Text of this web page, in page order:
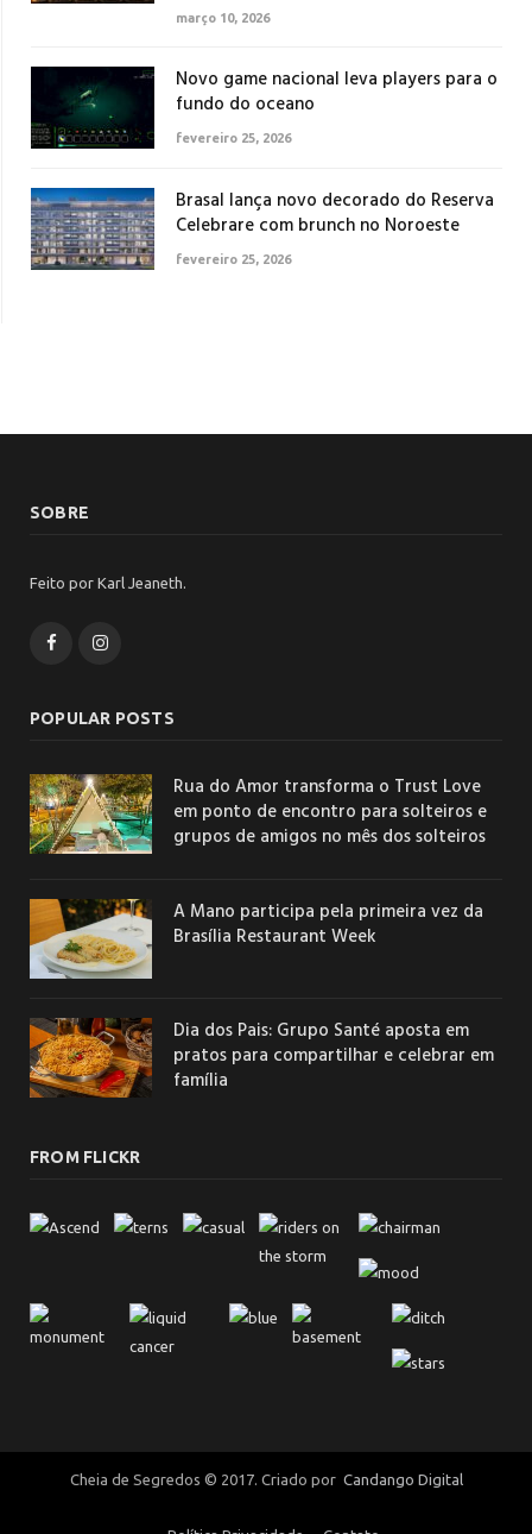
março 10, 2026
Novo game nacional leva players para o
fundo do oceano
fevereiro 25, 2026
Brasal lança novo decorado do Reserva
Celebrare com brunch no Noroeste
fevereiro 25, 2026
SOBRE
Feito por Karl Jeaneth.
FacebookInstagram
POPULAR POSTS
Rua do Amor transforma o Trust Love
em ponto de encontro para solteiros e
grupos de amigos no mês dos solteiros
A Mano participa pela primeira vez da
Brasília Restaurant Week
Dia dos Pais: Grupo Santé aposta em
pratos para compartilhar e celebrar em
família
FROM FLICKR
Cheia de Segredos © 2017. Criado por Candango Digital